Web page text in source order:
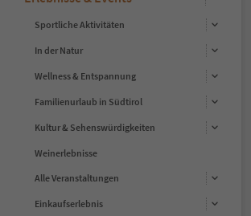
Sportliche Aktivitäten
In der Natur
Wellness & Entspannung
Familienurlaub in Südtirol
Kultur & Sehenswürdigkeiten
Weinerlebnisse
Alle Veranstaltungen
Einkaufserlebnis